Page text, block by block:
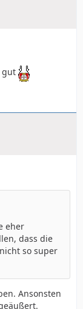
gut
eher
dass die
so super
Ansonsten